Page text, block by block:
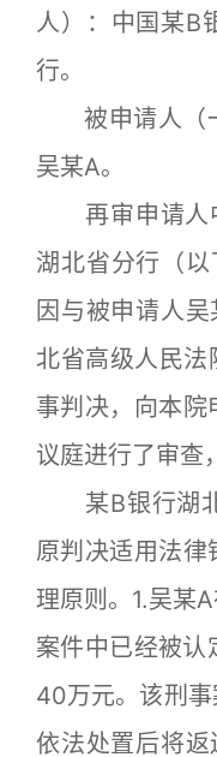
人）：中国某B
行。
被申请人（一
吴某A。
再审申请人
湖北省分行（以
因与被申请人
北省高级人民
事判决，向本院
议庭进行了审查
某B银行湖北
原判决适用法律
理原则。1.吴某
案件中已经被认
40万元。该刑事
依法处置后将